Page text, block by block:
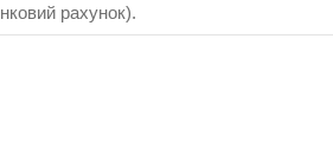
рахунок).